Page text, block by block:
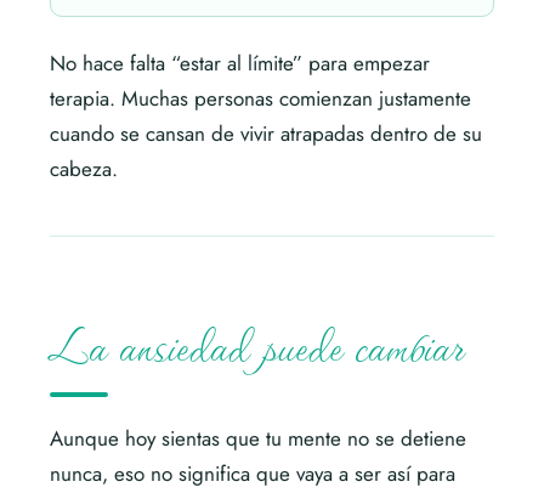
No hace falta “estar al límite” para empezar
terapia. Muchas personas comienzan justamente
cuando se cansan de vivir atrapadas dentro de su
cabeza.
La ansiedad puede cambiar
Aunque hoy sientas que tu mente no se detiene
nunca, eso no significa que vaya a ser así para